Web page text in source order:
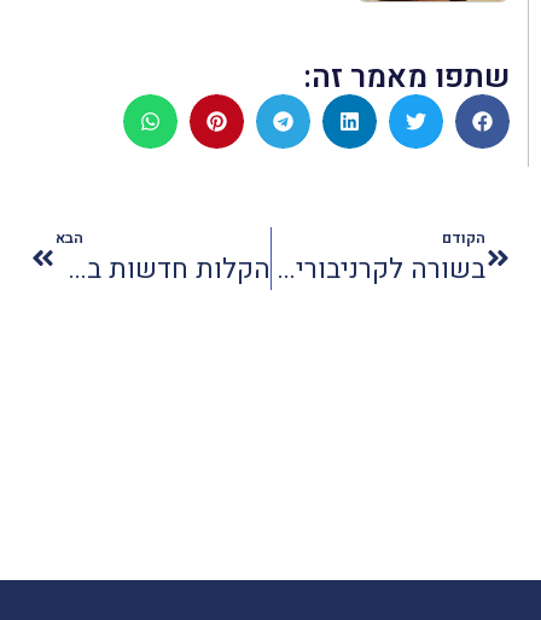
שתפו מאמר זה:
הקודם
בשורה לקרניבורים: גריל ברזילאי חדש בארץ
הבא
הקלות חדשות בכניסה לתאילנד